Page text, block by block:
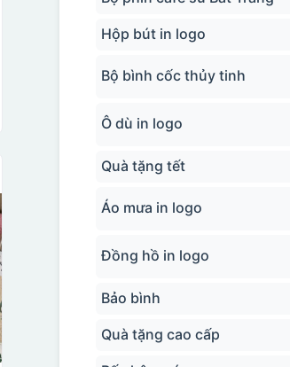
Hộp bút in logo
Bộ bình cốc thủy tinh
Ô dù in logo
Quà tặng tết
Áo mưa in logo
Đồng hồ in logo
Bảo bình
Quà tặng cao cấp